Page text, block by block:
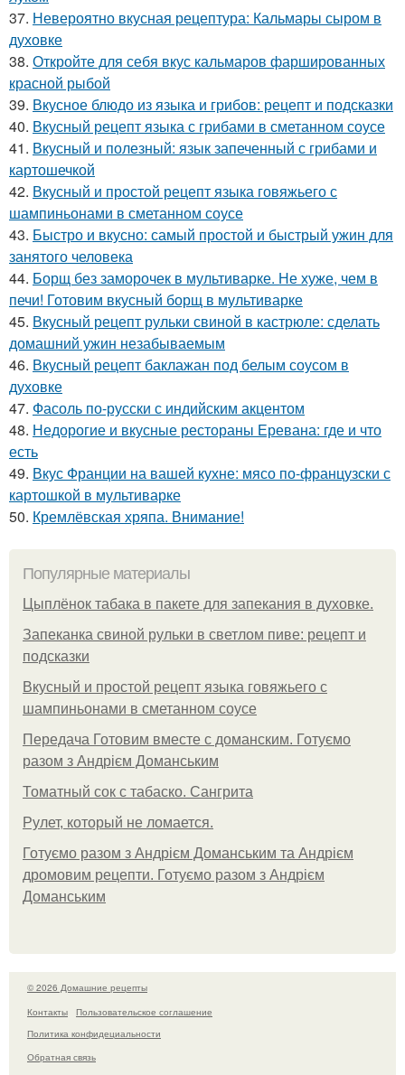
37. Невероятно вкусная рецептура: Кальмары сыром в
духовке
38. Откройте для себя вкус кальмаров фаршированных
красной рыбой
39. Вкусное блюдо из языка и грибов: рецепт и подсказки
40. Вкусный рецепт языка с грибами в сметанном соусе
41. Вкусный и полезный: язык запеченный с грибами и
картошечкой
42. Вкусный и простой рецепт языка говяжьего с
шампиньонами в сметанном соусе
43. Быстро и вкусно: самый простой и быстрый ужин для
занятого человека
44. Борщ без заморочек в мультиварке. Не хуже, чем в
печи! Готовим вкусный борщ в мультиварке
45. Вкусный рецепт рульки свиной в кастрюле: сделать
домашний ужин незабываемым
46. Вкусный рецепт баклажан под белым соусом в
духовке
47. Фасоль по-русски с индийским акцентом
48. Недорогие и вкусные рестораны Еревана: где и что
есть
49. Вкус Франции на вашей кухне: мясо по-французски с
картошкой в мультиварке
50. Кремлёвская хряпа. Внимание!
Популярные материалы
Цыплёнок табака в пакете для запекания в духовке.
Запеканка свиной рульки в светлом пиве: рецепт и
подсказки
Вкусный и простой рецепт языка говяжьего с
шампиньонами в сметанном соусе
Передача Готовим вместе с доманским. Готуємо
разом з Андрієм Доманським
Томатный сок с табаско. Сангрита
Рулет, который не ломается.
Готуємо разом з Андрієм Доманським та Андрієм
дромовим рецепти. Готуємо разом з Андрієм
Доманським
© 2026 Домашние рецепты
Контакты
Пользовательское соглашение
Политика конфидециальности
Обратная связь